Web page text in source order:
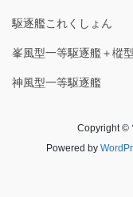
駆逐艦これくしょん
峯風型一等駆逐艦＋樅
神風型一等駆逐艦
Copyright ©
Powered by